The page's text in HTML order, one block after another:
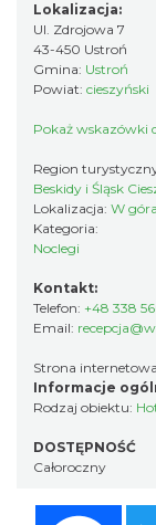
Lokalizacja:
Ul. Zdrojowa 7
43-450 Ustroń
Gmina: Ustroń
Powiat: cieszyński
Pokaż wskazówki
Region
Beskidy i Śląsk
Lokalizacja: W
Kategoria:
Noclegi
Kontakt:
Telefon: +48 338
Email:
Strona
Informacje
Rodzaj obiektu:
DOSTĘPNOŚĆ
Całoroczny